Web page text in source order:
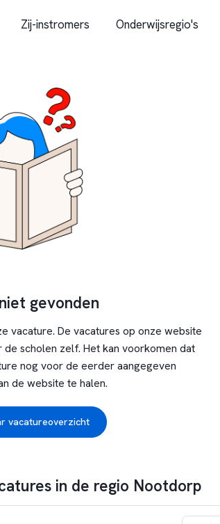
Zij-instromers Onderwijsregio's
gevonden
vacature. De vacatures op onze website
scholen zelf. Het kan voorkomen dat
nog voor de eerder aangegeven
de website te halen.
vacatureoverzicht
in de regio Nootdorp